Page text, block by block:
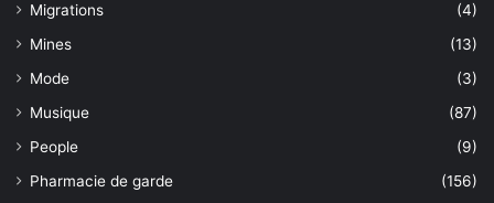
Migrations
(4)
Mines
(13)
Mode
(3)
Musique
(87)
People
(9)
Pharmacie de garde
(156)